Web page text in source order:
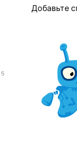
5
Добавьте